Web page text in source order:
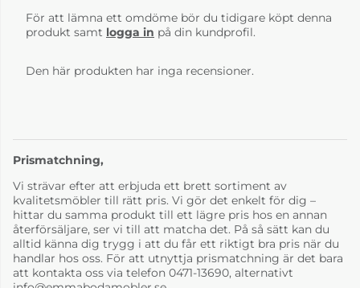
För att lämna ett omdöme bör du tidigare köpt denna
produkt samt logga in på din kundprofil.
Den här produkten har inga recensioner.
Prismatchning,
Vi strävar efter att erbjuda ett brett sortiment av
kvalitetsmöbler till rätt pris. Vi gör det enkelt för dig –
hittar du samma produkt till ett lägre pris hos en annan
återförsäljare, ser vi till att matcha det. På så sätt kan du
alltid känna dig trygg i att du får ett riktigt bra pris när du
handlar hos oss. För att utnyttja prismatchning är det bara
att kontakta oss via telefon 0471-13690, alternativt